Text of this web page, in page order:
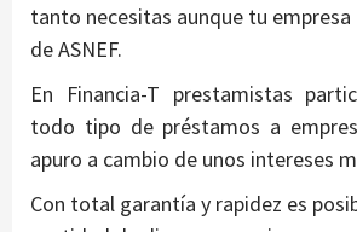
tanto necesitas aunque tu
de ASNEF.
En Financia-T prestamistas
todo tipo de préstamos a
apuro a cambio de unos intereses
Con total garantía y rapidez es